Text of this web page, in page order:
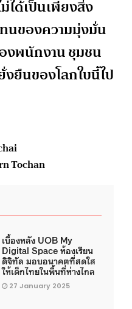
ได้เป็นเพียงสิ่ง
นของความมุ่งมั่น
งพนักงาน ชุมชน
ยืนของโลกใบนี้ไป
Tochan
เบื้องหลัง UOB My
Digital Space ห้องเรียน
ดิจิทัล มอบอนาคตที่สดใส
ให้เด็กไทยในพื้นที่ห่างไกล
27 January 2025